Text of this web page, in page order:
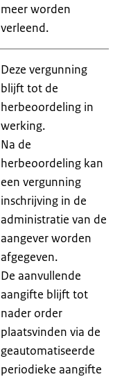
meer worden
verleend.
Deze vergunning
blijft tot de
herbeoordeling in
werking.
Na de
herbeoordeling kan
een vergunning
inschrijving in de
administratie van de
aangever worden
afgegeven.
De aanvullende
aangifte blijft tot
nader order
plaatsvinden via de
geautomatiseerde
periodieke aangifte